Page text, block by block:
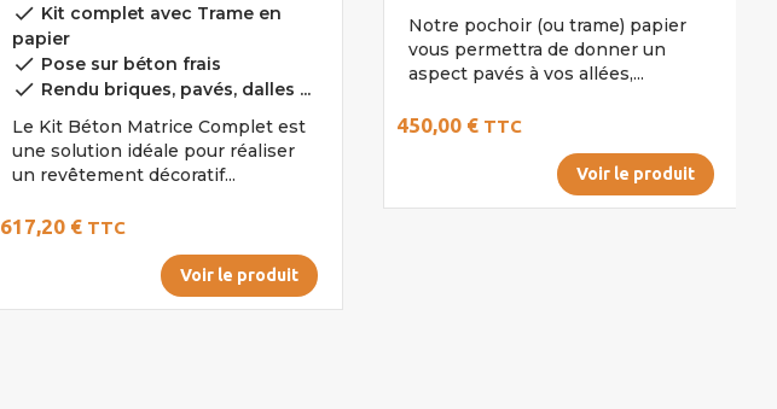
done Kit complet avec Trame en
papier
done Pose sur béton frais
done Rendu briques, pavés, dalles ...
Le Kit Béton Matrice Complet est
une solution idéale pour réaliser
un revêtement décoratif...
617,20 € TTC
Voir le produit
Notre pochoir (ou trame) papier
vous permettra de donner un
aspect pavés à vos allées,...
450,00 € TTC
Voir le produit